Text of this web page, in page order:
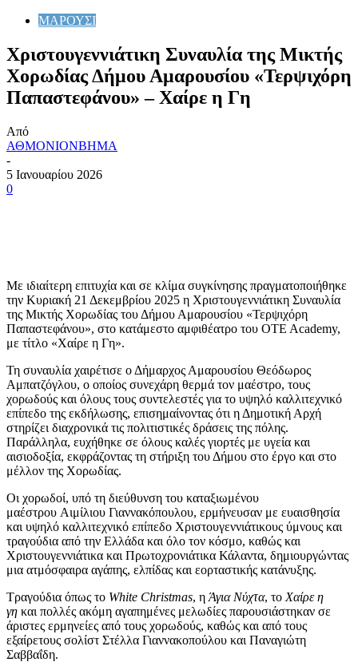
ΜΑΡΟΥΣΙ
Χριστουγεννιάτικη Συναυλία της Μικτής
Χορωδίας Δήμου Αμαρουσίου «Τερψιχόρη
Παπαστεφάνου» – Χαίρε η Γη
Από
ΑΘΜΟΝΙΟΝΒΗΜΑ
-
5 Ιανουαρίου 2026
0
Με ιδιαίτερη επιτυχία και σε κλίμα συγκίνησης πραγματοποιήθηκε
την Κυριακή 21 Δεκεμβρίου 2025 η Χριστουγεννιάτικη Συναυλία
της Μικτής Χορωδίας του Δήμου Αμαρουσίου «Τερψιχόρη
Παπαστεφάνου», στο κατάμεστο αμφιθέατρο του OTE Academy,
με τίτλο «Χαίρε η Γη».
Τη συναυλία χαιρέτισε ο Δήμαρχος Αμαρουσίου Θεόδωρος
Αμπατζόγλου, ο οποίος συνεχάρη θερμά τον μαέστρο, τους
χορωδούς και όλους τους συντελεστές για το υψηλό καλλιτεχνικό
επίπεδο της εκδήλωσης, επισημαίνοντας ότι η Δημοτική Αρχή
στηρίζει διαχρονικά τις πολιτιστικές δράσεις της πόλης.
Παράλληλα, ευχήθηκε σε όλους καλές γιορτές με υγεία και
αισιοδοξία, εκφράζοντας τη στήριξη του Δήμου στο έργο και στο
μέλλον της Χορωδίας.
Οι χορωδοί, υπό τη διεύθυνση του καταξιωμένου
μαέστρου Αιμίλιου Γιαννακόπουλου, ερμήνευσαν με ευαισθησία
και υψηλό καλλιτεχνικό επίπεδο Χριστουγεννιάτικους ύμνους και
τραγούδια από την Ελλάδα και όλο τον κόσμο, καθώς και
Χριστουγεννιάτικα και Πρωτοχρονιάτικα Κάλαντα, δημιουργώντας
μια ατμόσφαιρα αγάπης, ελπίδας και εορταστικής κατάνυξης.
Τραγούδια όπως το White Christmas, η Άγια Νύχτα, το Χαίρε η
γη και πολλές ακόμη αγαπημένες μελωδίες παρουσιάστηκαν σε
άριστες ερμηνείες από τους χορωδούς, καθώς και από τους
εξαίρετους σολίστ Στέλλα Γιαννακοπούλου και Παναγιώτη
Σαββαΐδη.